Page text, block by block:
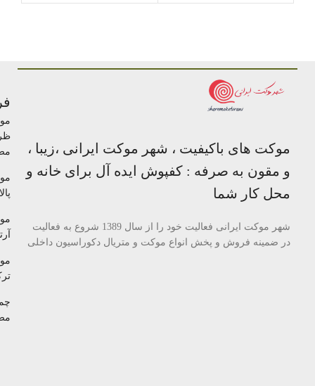
موکت های باکیفیت ، شهر موکت ایرانی ،زیبا ،
و مقون به صرفه : کفپوش ایده آل برای خانه و
محل کار شما
شهر موکت ایرانی فعالیت خود را از سال 1389 شروع به فعالیت
در ضمینه فروش و پخش انواع موکت و متریال دکوراسیون داخلی